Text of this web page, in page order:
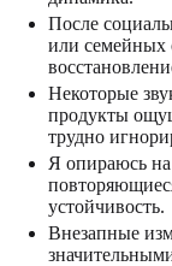
После
или семейных
Некоторые
продукты
трудно
Я опираюсь
устойчивость.
Внезапные